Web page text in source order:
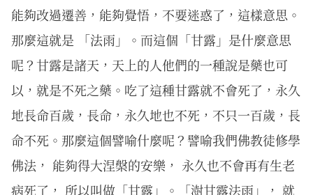
能夠改過遷善，能夠覺悟，不要迷惑了，這樣意思。
那麼這就是 「法雨」。而這個「甘露」是什麼意思
呢？甘露是諸天，天上的人他們的一種說是藥也可
以，就是不死之藥。吃了這種甘露就不會死了，永久
地長命百歲，長命，永久地也不死，不只一百歲，長
命不死。那麼這個譬喻什麼呢？譬喻我們佛教徒修學
佛法， 能夠得大涅槃的安樂， 永久也不會再有生老
病死了， 所以叫做「甘露」。「澍甘露法雨」， 就